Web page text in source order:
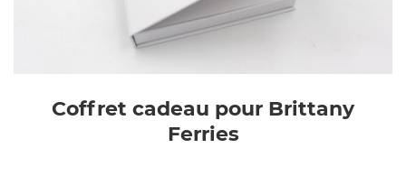
Coffret cadeau pour Brittany
Ferries